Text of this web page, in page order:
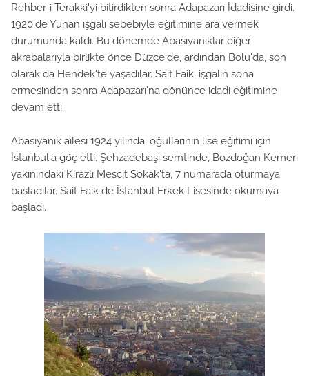
Rehber-i Terakki'yi bitirdikten sonra Adapazarı İdadisine girdi.
1920'de Yunan işgali sebebiyle eğitimine ara vermek
durumunda kaldı. Bu dönemde Abasıyanıklar diğer
akrabalarıyla birlikte önce Düzce'de, ardından Bolu'da, son
olarak da Hendek'te yaşadılar. Sait Faik, işgalin sona
ermesinden sonra Adapazarı'na dönünce idadi eğitimine
devam etti.
Abasıyanık ailesi 1924 yılında, oğullarının lise eğitimi için
İstanbul'a göç etti. Şehzadebaşı semtinde, Bozdoğan Kemeri
yakınındaki Kirazlı Mescit Sokak'ta, 7 numarada oturmaya
başladılar. Sait Faik de İstanbul Erkek Lisesinde okumaya
başladı.